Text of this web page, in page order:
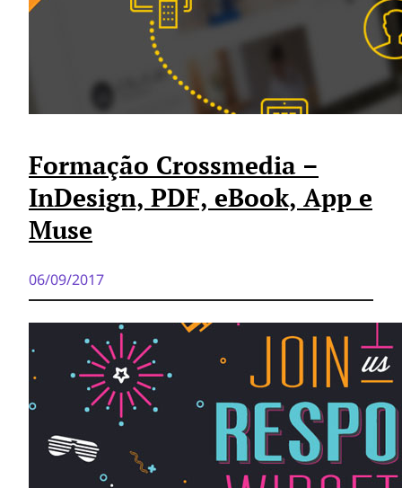
Formação Crossmedia –
InDesign, PDF, eBook, App e
Muse
06/09/2017